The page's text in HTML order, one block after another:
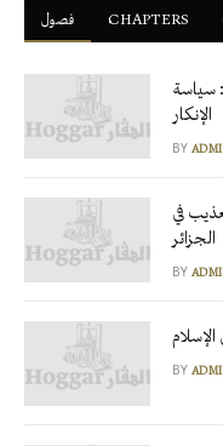
فصول ْCHAPTERS
سياسة
الإنكار
BY
في
الجزائر
BY
BY